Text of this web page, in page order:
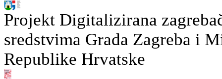
Projekt Digitalizirana
sredstvima Grada Zagreba i
Republike Hrvatske